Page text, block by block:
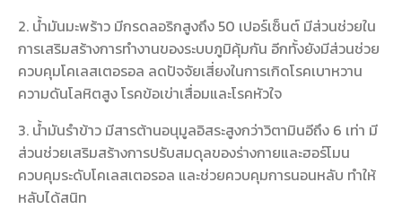
2. น้ำมันมะพร้าว มีกรดลอริกสูงถึง 50 เปอร์เซ็นต์ มีส่วนช่วยใน
การเสริมสร้างการทำงานของระบบภูมิคุ้มกัน อีกทั้งยังมีส่วนช่วย
ควบคุมโคเลสเตอรอล ลดปัจจัยเสี่ยงในการเกิดโรคเบาหวาน
ความดันโลหิตสูง โรคข้อเข่าเสื่อมและโรคหัวใจ
3. น้ำมันรำข้าว มีสารต้านอนุมูลอิสระสูงกว่าวิตามินอีถึง 6 เท่า มี
ส่วนช่วยเสริมสร้างการปรับสมดุลของร่างกายและฮอร์โมน
ควบคุมระดับโคเลสเตอรอล และช่วยควบคุมการนอนหลับ ทำให้
หลับได้สนิท